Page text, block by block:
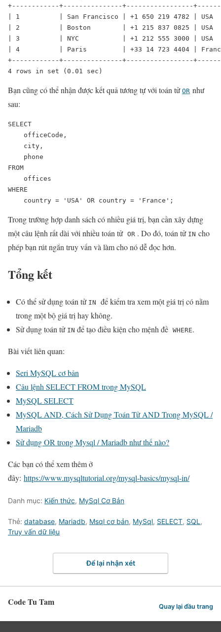
+------------+---------------+-----------------
| 1          | San Francisco | +1 650 219 4782 |
| 2          | Boston        | +1 215 837 0825 |
| 3          | NYC           | +1 212 555 3000 |
| 4          | Paris         | +33 14 723 4404 |
+------------+---------------+-----------------
4 rows in set (0.01 sec)
Bạn cũng có thể nhận được kết quả tương tự với toán tử OR như
sau:
SELECT
    officeCode,
    city,
    phone
FROM
    offices
WHERE
    country = 'USA' OR country = 'France';
Trong trường hợp danh sách có nhiều giá trị, bạn cần xây dựng
một câu lệnh rất dài với nhiều toán tử OR . Do đó, toán tử IN cho
phép bạn rút ngắn truy vấn và làm cho nó dễ đọc hơn.
Tổng kết
Có thể sử dụng toán tử IN
để kiểm tra xem một giá trị có nằm
trong một bộ giá trị hay không.
Sử dụng toán tử IN để tạo điều kiện cho mệnh đề WHERE.
Bài viết liên quan:
Seri MySQL cơ bản
Câu lệnh SELECT FROM trong MySQL
MySQL SELECT
MySQL AND, Cách Sử Dụng Toán Tử AND Trong MySQL /
Mariadb
Sử dụng OR trong Mysql / Mariadb như thế nào?
Các bạn có thể xem thêm ở
đây: https://www.mysqltutorial.org/mysql-basics/mysql-in/
Danh mục: Kiến thức, MySql Cơ Bản
Thẻ: database, Mariadb, Msql cơ bản, MySql, SELECT, SQL ,
Truy vấn dữ liệu
Để lại nhận xét
Code Tu Tam Quay lại đầu trang